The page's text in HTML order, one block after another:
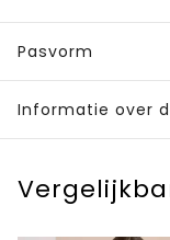
Pasvorm
Informatie over